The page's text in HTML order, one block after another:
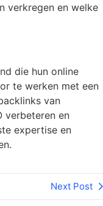
verkregen en welke
die hun online
te werken met een
van
verbeteren en
expertise en
Next Post